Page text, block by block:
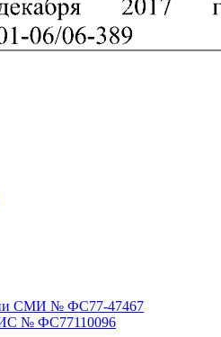
СМИ № ФС77-47467
№ ФС77110096